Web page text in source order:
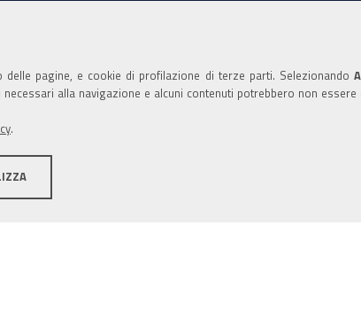
pagine, e cookie di profilazione di terze parti. Selezionando
alla navigazione e alcuni contenuti potrebbero non